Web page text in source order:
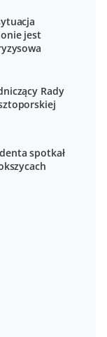
jest
Rady
spotkał